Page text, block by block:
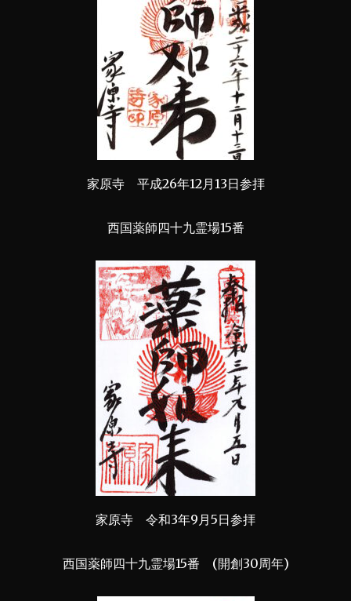
家原寺 平成26年12月13日参拝
西国薬師四十九霊場15番
家原寺 令和3年9月5日参拝
西国薬師四十九霊場15番 (開創30周年)